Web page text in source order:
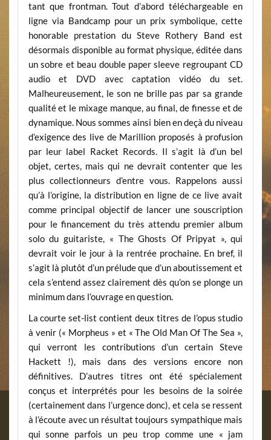
tant que frontman. Tout d’abord téléchargeable en
ligne via Bandcamp pour un prix symbolique, cette
honorable prestation du Steve Rothery Band est
désormais disponible au format physique, éditée dans
un sobre et beau double paper sleeve regroupant CD
audio et DVD avec captation vidéo du set.
Malheureusement, le son ne brille pas par sa grande
qualité et le mixage manque, au final, de finesse et de
dynamique. Nous sommes ainsi bien en deçà du niveau
d’exigence des live de Marillion proposés à profusion
par leur label Racket Records. Il s’agit là d’un bel
objet, certes, mais qui ne devrait contenter que les
plus collectionneurs d’entre vous. Rappelons aussi
qu’à l’origine, la distribution en ligne de ce live avait
comme principal objectif de lancer une souscription
pour le financement du très attendu premier album
solo du guitariste, « The Ghosts Of Pripyat », qui
devrait voir le jour à la rentrée prochaine. En bref, il
s’agit là plutôt d’un prélude que d’un aboutissement et
cela s’entend assez clairement dès qu’on se plonge un
minimum dans l’ouvrage en question.
La courte set-list contient deux titres de l’opus studio
à venir (« Morpheus » et « The Old Man Of The Sea »,
qui verront les contributions d’un certain Steve
Hackett !), mais dans des versions encore non
définitives. D’autres titres ont été spécialement
conçus et interprétés pour les besoins de la soirée
(certainement dans l’urgence donc), et cela se ressent
à l’écoute avec un résultat toujours sympathique mais
qui sonne parfois un peu trop comme une « jam